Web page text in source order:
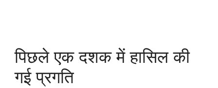
पिछले एक दशक में हासिल की
गई प्रगति